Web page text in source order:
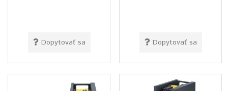
Dopytovať sa Dopytovať sa